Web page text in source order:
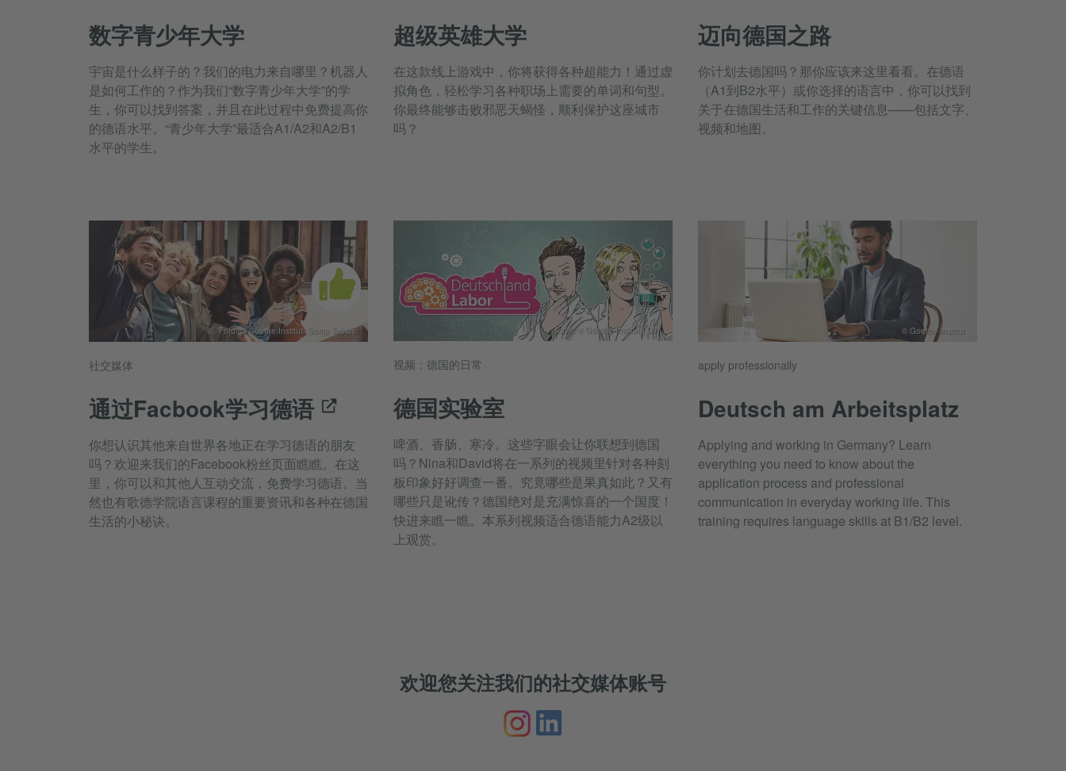
数字青少年大学
宇宙是什么样子的？我们的电力来自哪里？机器人
是如何工作的？作为我们“数字青少年大学”的学
生，你可以找到答案，并且在此过程中免费提高你
的德语水平。“青少年大学”最适合A1/A2和A2/B1
水平的学生。
超级英雄大学
在这款线上游戏中，你将获得各种超能力！通过虚
拟角色，轻松学习各种职场上需要的单词和句型。
你最终能够击败邪恶天蝎怪，顺利保护这座城市
吗？
迈向德国之路
你计划去德国吗？那你应该来这里看看。在德语
（A1到B2水平）或你选择的语言中，你可以找到
关于在德国生活和工作的关键信息——包括文字、
视频和地图。
社交媒体
通过Fac book学习德语
你想认识其他来自世界各地正在学习德语的朋友
吗？欢迎来我们的Facebook粉丝页面瞧瞧。在这
里，你可以和其他人互动交流，免费学习德语。当
然也有歌德学院语言课程的重要资讯和各种在德国
生活的小秘诀。
Foto: © Goethe-Institut, Sonja Tobias
视频：德国的日常
德国实验室
啤酒、香肠、寒冷。这些字眼会让你联想到德国
吗？Nina和David将在一系列的视频里针对各种刻
板印象好好调查一番。究竟哪些是果真如此？又有
哪些只是讹传？德国绝对是充满惊喜的一个国度！
快进来瞧一瞧。本系列视频适合德语能力A2级以
上观赏。
Grafik: © Goethe-Institut | DW
apply professionally
Deutsch am Arbeitsplatz
Applying and working in Germany? Learn
everything you need to know about the
application process and professional
communication in everyday working life. This
training requires language skills at B1/B2 level.
© Goethe-Institut
欢迎您关注我们的社交媒体账号